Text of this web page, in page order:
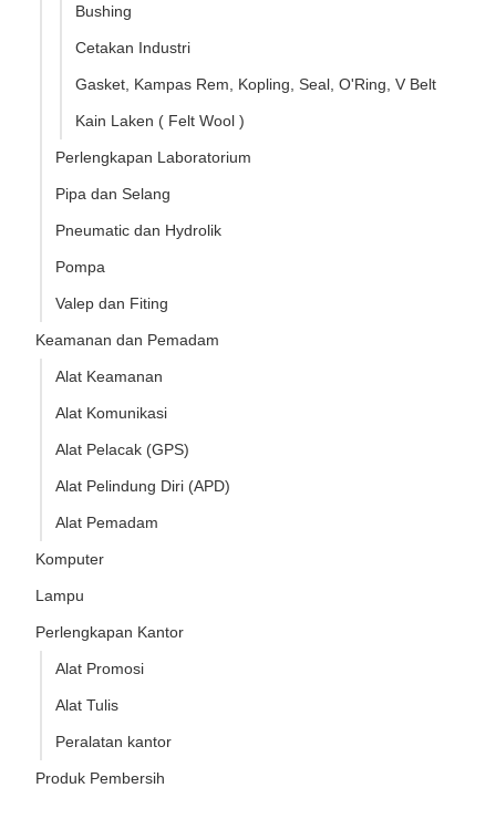
Bushing
Cetakan Industri
Gasket, Kampas Rem, Kopling, Seal, O'Ring, V Belt
Kain Laken ( Felt Wool )
Perlengkapan Laboratorium
Pipa dan Selang
Pneumatic dan Hydrolik
Pompa
Valep dan Fiting
Keamanan dan Pemadam
Alat Keamanan
Alat Komunikasi
Alat Pelacak (GPS)
Alat Pelindung Diri (APD)
Alat Pemadam
Komputer
Lampu
Perlengkapan Kantor
Alat Promosi
Alat Tulis
Peralatan kantor
Produk Pembersih